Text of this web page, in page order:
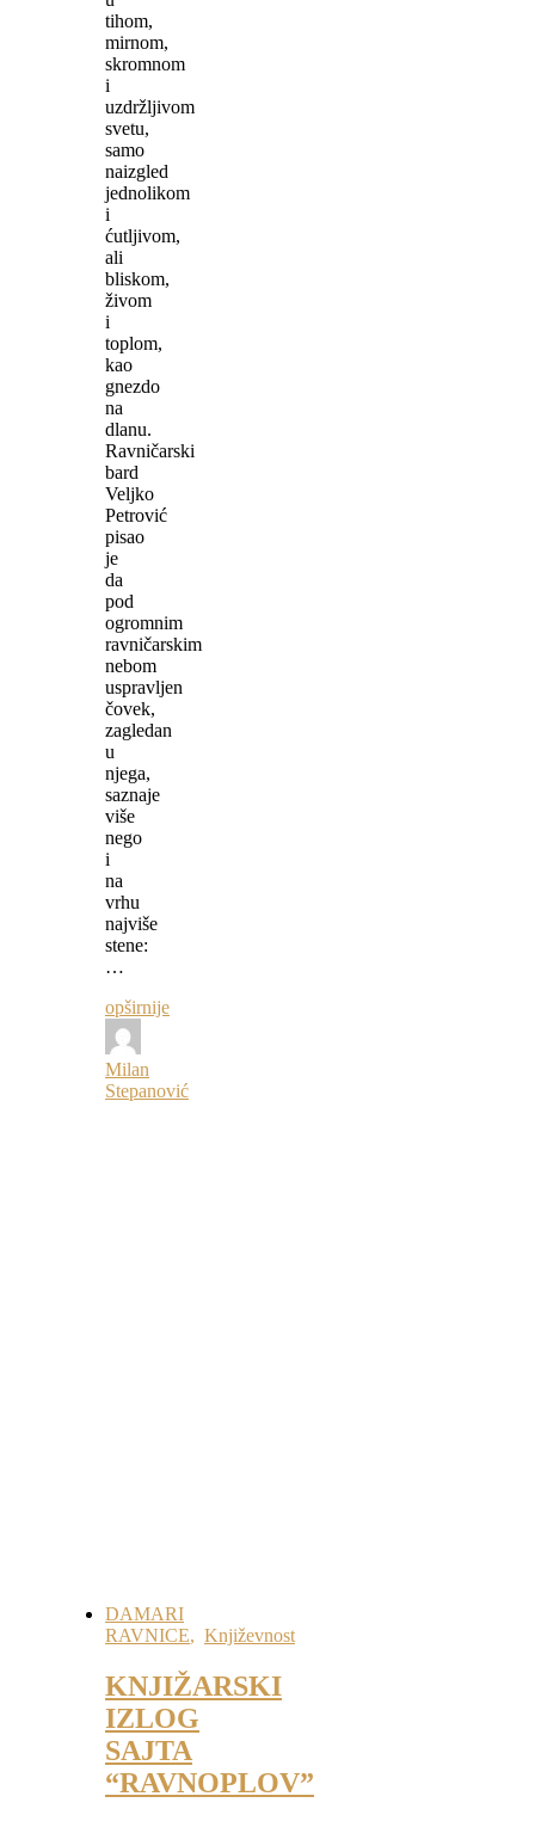
tihom,
mirnom,
skromnom
i
uzdržljivom
svetu,
samo
naizgled
jednolikom
i
ćutljivom,
ali
bliskom,
živom
i
toplom,
kao
gnezdo
na
dlanu.
Ravničarski
bard
Veljko
Petrović
pisao
je
da
pod
ogromnim
ravničarskim
nebom
uspravljen
čovek,
zagledan
u
njega,
saznaje
više
nego
i
na
vrhu
najviše
stene:
…
opširnije
Milan
Stepanović
DAMARI
RAVNICE, Književnost
KNJIŽARSKI
IZLOG
SAJTA
“RAVNOPLOV”